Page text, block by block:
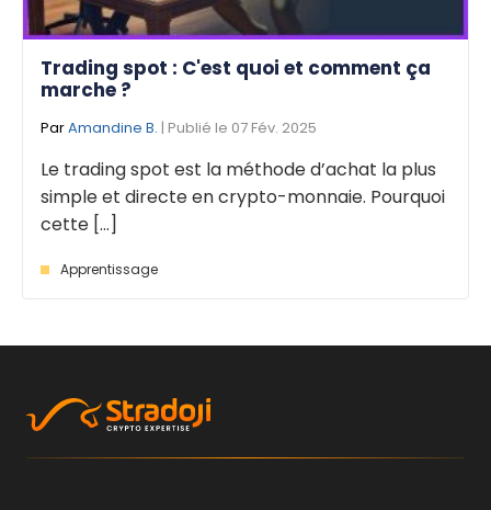
Trading spot : C'est quoi et comment ça
marche ?
ParAmandine B. | Publié le 07 Fév. 2025
Le trading spot est la méthode d’achat la plus
simple et directe en crypto-monnaie. Pourquoi
cette [...]
Apprentissage